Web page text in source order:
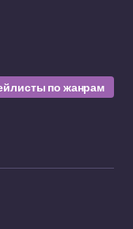
по жанрам